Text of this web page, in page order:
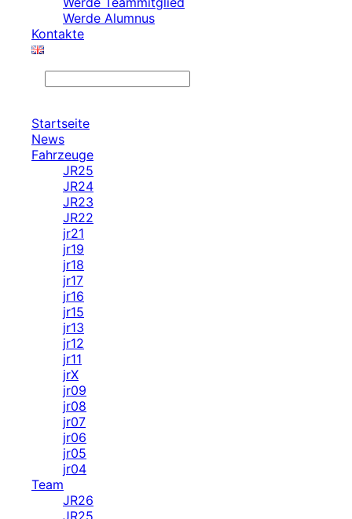
Werde Alumnus
Kontakte
Startseite
News
Fahrzeuge
JR25
JR24
JR23
JR22
jr21
jr19
jr18
jr17
jr16
jr15
jr13
jr12
jr11
jrX
jr09
jr08
jr07
jr06
jr05
jr04
Team
JR26
JR25